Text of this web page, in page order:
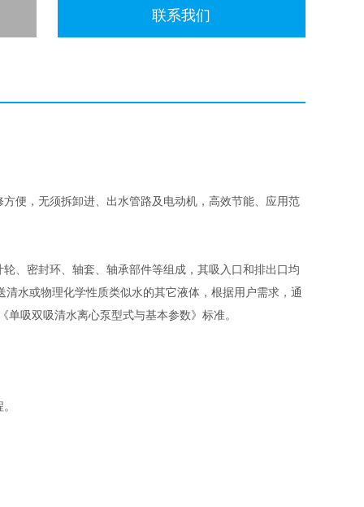
联系我们
便，无须拆卸进、出水管路及电动机，高效节能、应用范
、密封环、轴套、轴承部件等组成，其吸入口和排出口均
水或物理化学性质类似水的其它液体，根据用户需求，通
吸双吸清水离心泵型式与基本参数》标准。